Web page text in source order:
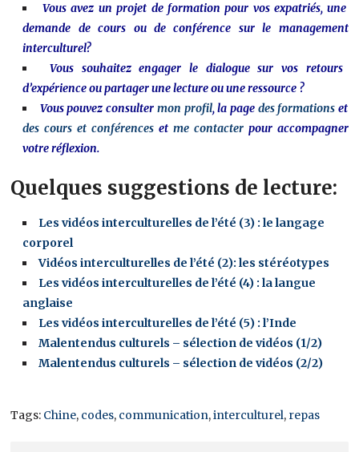
Vous avez un projet de formation pour vos expatriés, une
demande de cours ou de conférence sur le management
interculturel?
Vous souhaitez engager le dialogue sur vos retours
d’expérience ou partager une lecture ou une ressource ?
Vous pouvez consulter mon profil, la page des formations et
des cours et conférences et me contacterpour accompagner
votre réflexion.
Quelques suggestions de lecture:
Les vidéos interculturelles de l’été (3) : le langage
corporel
Vidéos interculturelles de l’été (2): les stéréotypes
Les vidéos interculturelles de l’été (4) : la langue
anglaise
Les vidéos interculturelles de l’été (5) : l’Inde
Malentendus culturels – sélection de vidéos (1/2)
Malentendus culturels – sélection de vidéos (2/2)
Tags: Chine, codes, communication,interculturel, repas